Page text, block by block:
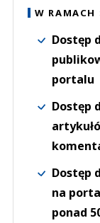
W RAMACH
Dostęp
portalu
Dostęp
Dostęp
na
ponad